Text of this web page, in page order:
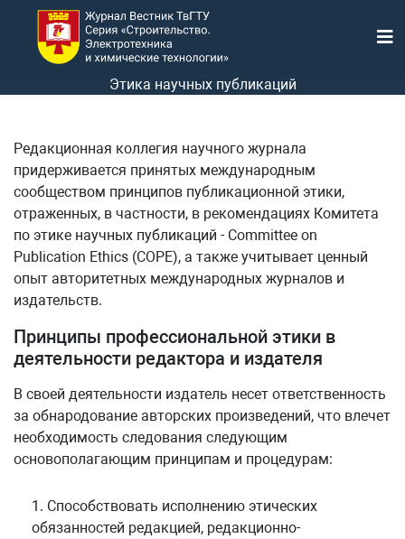
Этика научных публикаций
Редакционная коллегия научного журнала
придерживается принятых международным
сообществом принципов публикационной этики,
отраженных, в частности, в рекомендациях Комитета
по этике научных публикаций - Committee on
Publication Ethics (COPE), а также учитывает ценный
опыт авторитетных международных журналов и
издательств.
Принципы профессиональной этики в
деятельности редактора и издателя
В своей деятельности издатель несет ответственность
за обнародование авторских произведений, что влечет
необходимость следования следующим
основополагающим принципам и процедурам:
1. Способствовать исполнению этических
обязанностей редакцией, редакционно-